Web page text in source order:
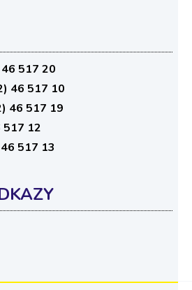
517 20
46 517 10
46 517 19
517 12
517 13